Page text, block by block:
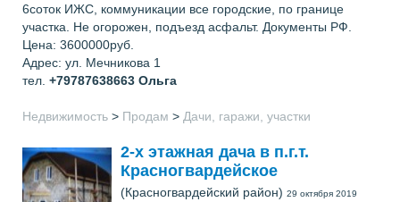
6соток ИЖС, коммуникации все городские, по границе
участка. Не огорожен, подъезд асфальт. Документы РФ.
Цена: 3600000руб.
Адрес: ул. Мечникова 1
тел. +79787638663 Ольга
Недвижимость > Продам > Дачи, гаражи, участки
2-х этажная дача в п.г.т.
Красногвардейское
(Красногвардейский район) 29 октября 2019